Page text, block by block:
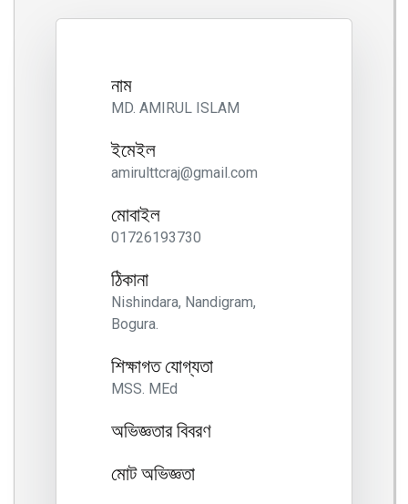
নাম
MD. AMIRUL ISLAM
ইমেইল
amirulttcraj@gmail.com
মোবাইল
01726193730
ঠিকানা
Nishindara, Nandigram,
Bogura.
শিক্ষাগত যোগ্যতা
MSS. MEd
অভিজ্ঞতার বিবরণ
মোট অভিজ্ঞতা